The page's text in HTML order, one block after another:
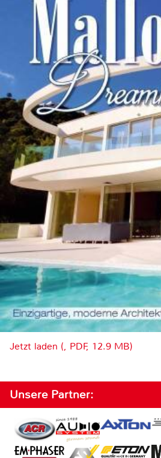
Jetzt laden (, PDF, 12.9 MB)
Unsere Partner: